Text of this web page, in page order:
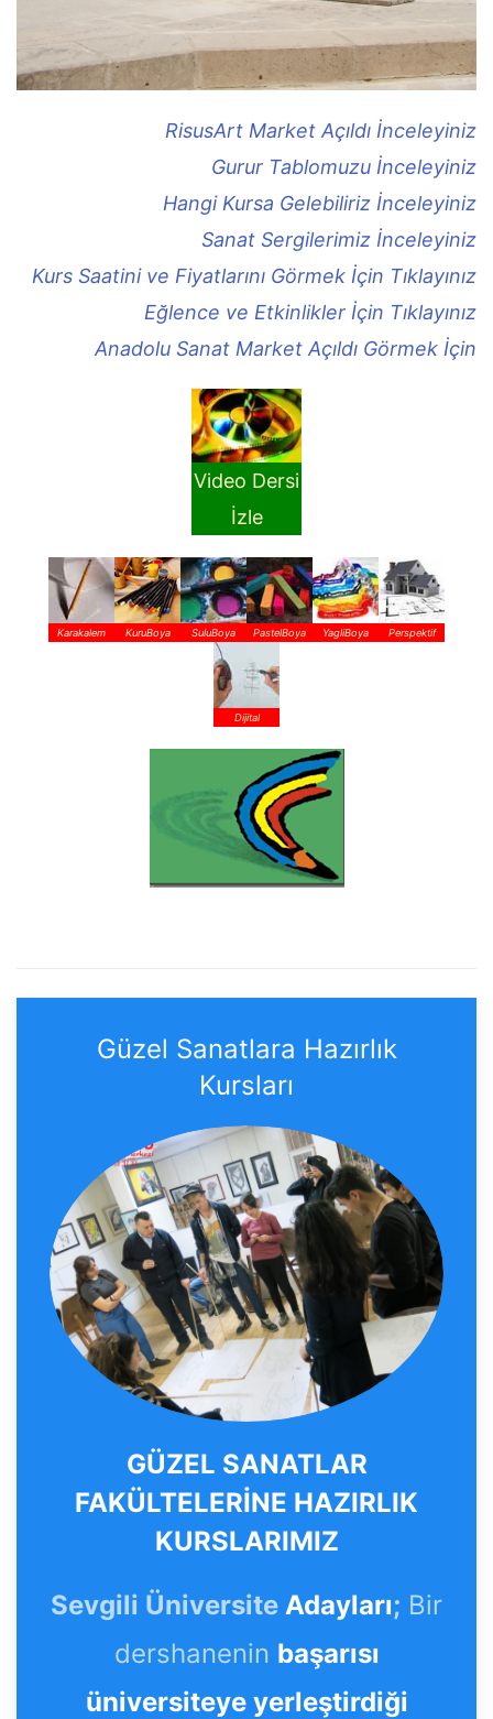
RisusArt Market Açıldı İnceleyiniz
Gurur Tablomuzu İnceleyiniz
Hangi Kursa Gelebiliriz İnceleyiniz
Sanat Sergilerimiz İnceleyiniz
Kurs Saatini ve Fiyatlarını Görmek İçin Tıklayınız
Eğlence ve Etkinlikler İçin Tıklayınız
Anadolu Sanat Market Açıldı Görmek İçin
Video Dersi
İzle
Karakalem KuruBoya SuluBoya PastelBoya YagliBoya Perspektif
Dijital
Güzel Sanatlara Hazırlık
Kursları
GÜZEL SANATLAR
FAKÜLTELERİNE HAZIRLIK
KURSLARIMIZ
Sevgili Üniversite Adayları; Bir
dershanenin başarısı
üniversiteye yerleştirdiği